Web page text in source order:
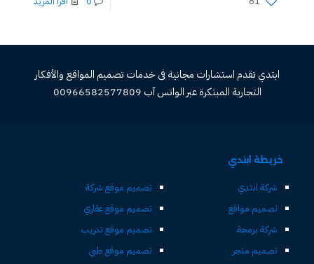
ابتدي تقدم استشارات مجانية فى خدمات تصميم المواقع والأفكار
التجارية المبتكرة عبر الواتس آب 00966582577809
خريطة ابتدي
شركة ابتدي
تصميم مواقع
شركة برمجة
تصميم متجر
تصميم موقع شركة
تصميم موقع عقاري
تصميم موقع تدريب
تصميم موقع طبي